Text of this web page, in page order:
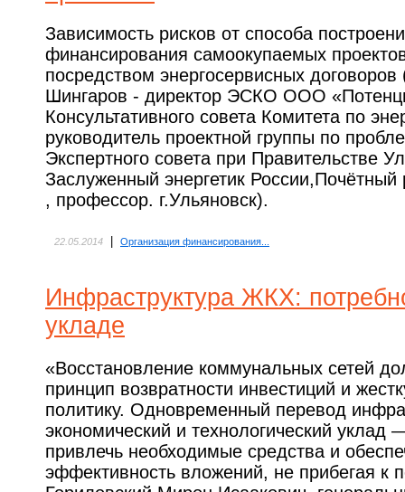
Зависимость рисков от способа
финансирования самоокупаемых
посредством энергосервисных
Шингаров - директор ЭСКО ООО
Консультативного совета Комитета по
руководитель проектной группы по
Экспертного совета при Правительстве
Заслуженный энергетик
, профессор. г.Ульяновск).
22.05.2014 Организация финансирования...
Инфраструктура ЖКХ:
укладе
«Восстановление коммунальных сетей
принцип возвратности инвестиций и
политику. Одновременный перевод
экономический и технологический уклад
привлечь необходимые средства и
эффективность вложений, не прибегая